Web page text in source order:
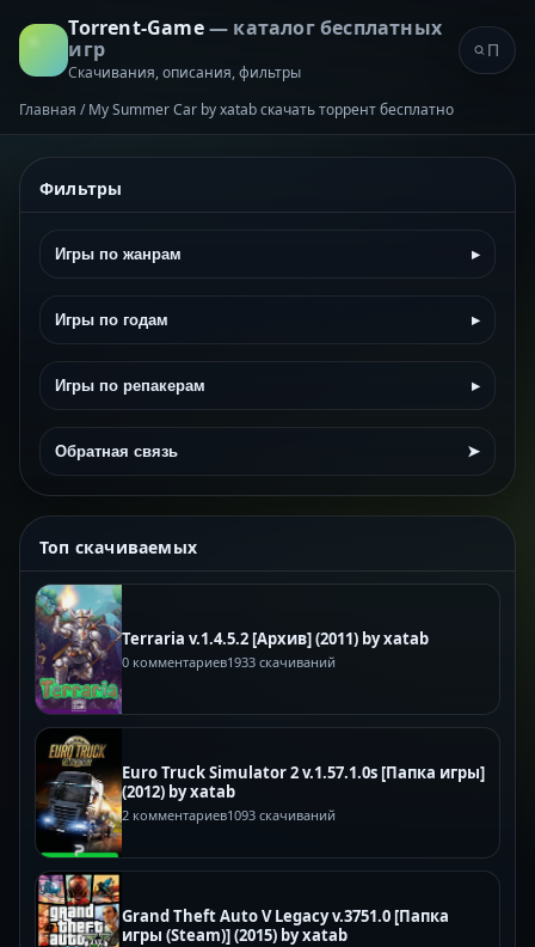
Torrent-Game— каталог бесплатных
игр
Скачивания, описания, фильтры
Главная / My Summer Car by xatab скачать торрент бесплатно
Фильтры
Игры по жанрам ▸
Игры по годам ▸
Игры по репакерам ▸
Обратная связь ➤
Топ скачиваемых
Terraria v.1.4.5.2 [Архив] (2011) by xatab
0 комментариев1933 скачиваний
Euro Truck Simulator 2 v.1.57.1.0s [Папка игры]
(2012) by xatab
2 комментариев1093 скачиваний
Grand Theft Auto V Legacy v.3751.0 [Папка
игры (Steam)] (2015) by xatab